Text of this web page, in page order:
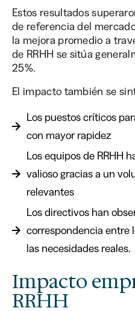
Estos resultados
de referencia del
la mejora promedio a
de RRHH se sitúa
25%.
El impacto también se
Los puestos críticos
con mayor rapidez
Los equipos de RRHH
valioso gracias a un
relevantes
Los directivos han
correspondencia entre
las necesidades reales.
Impacto
RRHH